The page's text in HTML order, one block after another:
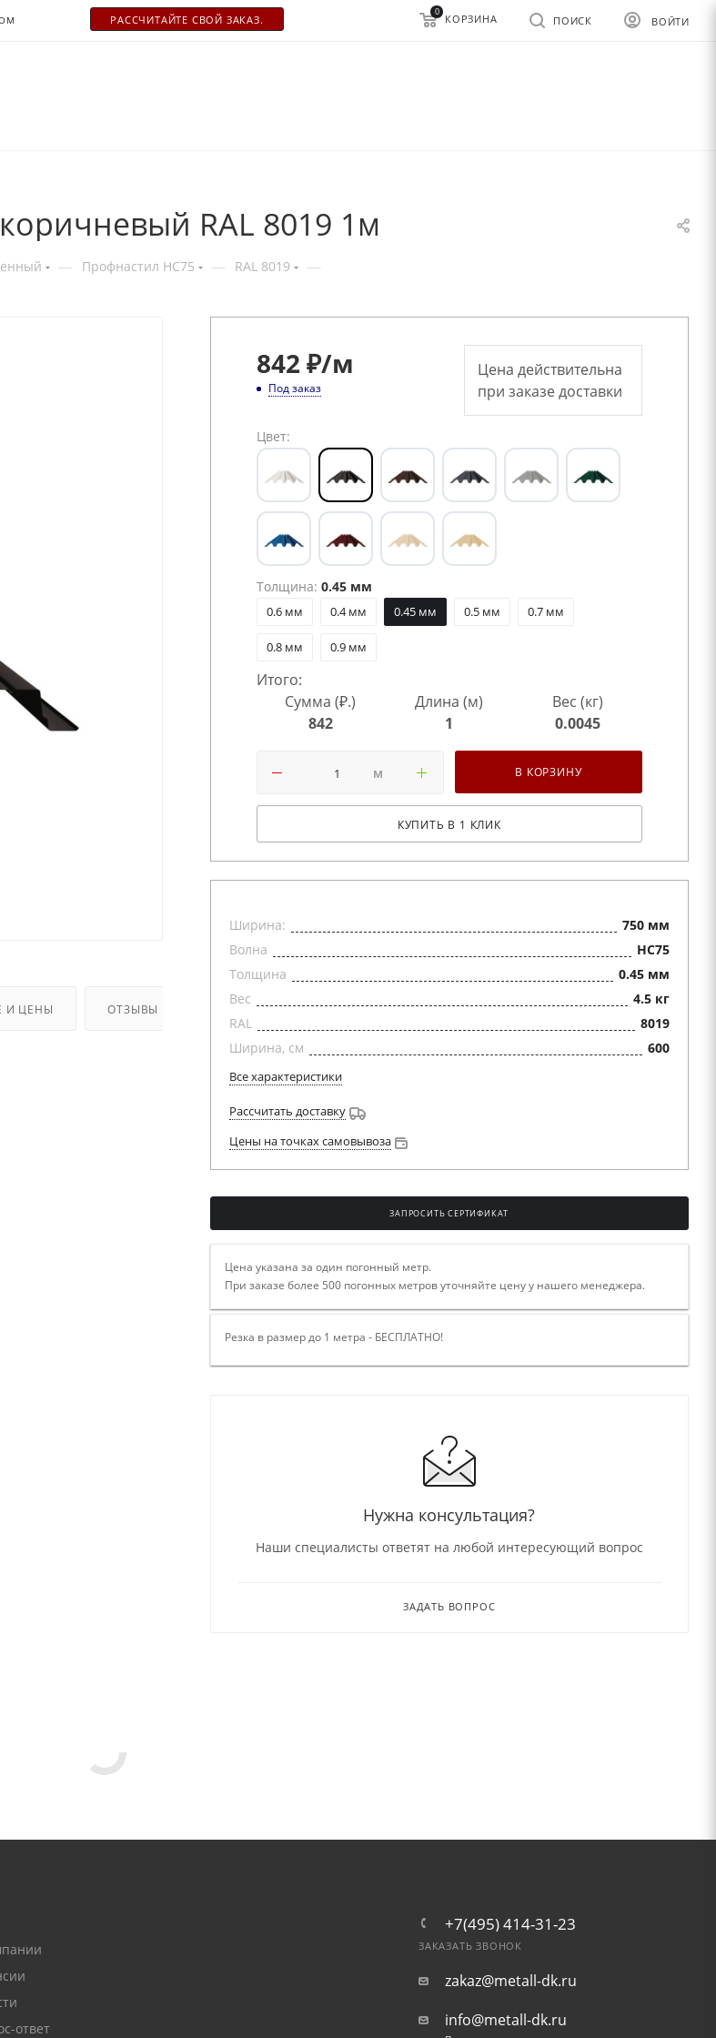
РАСCЧИТАЙТЕ СВОЙ ЗАКАЗ. ВОЙТИ
ПОИСК
0
КОРЗИНА
RAL 8019 1м
— Профнастил НС75 — RAL 8019 —
И ЦЕНЫ ОТЗЫВЫ
842 ₽/м
Под заказ
Цена действительна
при заказе доставки
Цвет:
Толщина: 0.45 мм
0.6 мм 0.4 мм 0.45 мм 0.5 мм 0.7 мм
0.8 мм 0.9 мм
Итого:
Сумма (₽.)
842
Длина (м)
1
Вес (кг)
0.0045
м В КОРЗИНУ
КУПИТЬ В 1 КЛИК
Ширина:
750 мм
Волна
HC75
Толщина
0.45 мм
Вес
4.5 кг
RAL
8019
Ширина, см
600
Все характеристики
Рассчитать доставку
Цены на точках самовывоза
ЗАПРОСИТЬ СЕРТИФИКАТ
Цена указана за один погонный метр.
При заказе более 500 погонных метров уточняйте цену у нашего менеджера.
Резка в размер до 1 метра - БЕСПЛАТНО!
Нужна консультация?
Наши специалисты ответят на любой интересующий вопрос
ЗАДАТЬ ВОПРОС
ответ
+7(495) 414-31-23
ЗАКАЗАТЬ ЗВОНОК
zakaz@metall-dk.ru
info@metall-dk.ru